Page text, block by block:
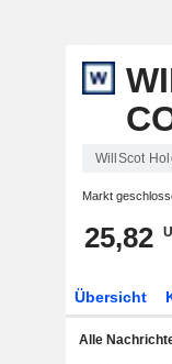
WillScot
Markt
25,82
Übersicht
Alle